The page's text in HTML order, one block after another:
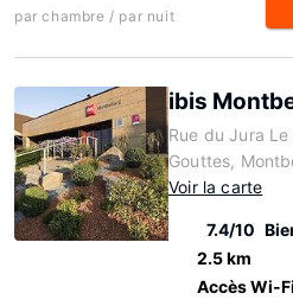
par chambre / par nuit
ibis
Rue du Jura
Gouttes,
Voir la carte
7.4/10
2.5 km
Accès Wi-